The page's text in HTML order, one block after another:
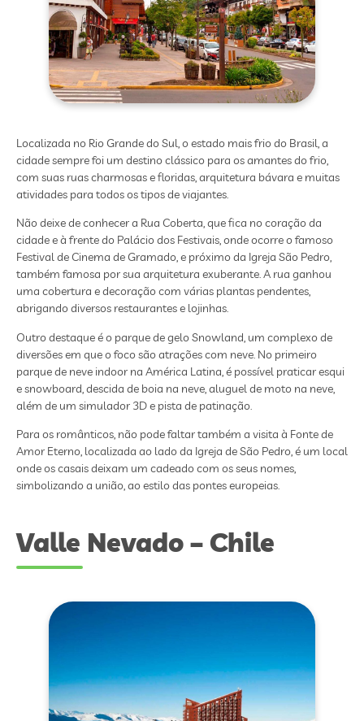
Localizada no Rio Grande do Sul, o estado mais frio do Brasil, a
cidade sempre foi um destino clássico para os amantes do frio,
com suas ruas charmosas e floridas, arquitetura bávara e muitas
atividades para todos os tipos de viajantes.
Não deixe de conhecer a Rua Coberta, que fica no coração da
cidade e à frente do Palácio dos Festivais, onde ocorre o famoso
Festival de Cinema de Gramado, e próximo da Igreja São Pedro,
também famosa por sua arquitetura exuberante. A rua ganhou
uma cobertura e decoração com várias plantas pendentes,
abrigando diversos restaurantes e lojinhas.
Outro destaque é o parque de gelo Snowland, um complexo de
diversões em que o foco são atrações com neve. No primeiro
parque de neve indoor na América Latina, é possível praticar esqui
e snowboard, descida de boia na neve, aluguel de moto na neve,
além de um simulador 3D e pista de patinação.
Para os românticos, não pode faltar também a visita à Fonte de
Amor Eterno, localizada ao lado da Igreja de São Pedro, é um local
onde os casais deixam um cadeado com os seus nomes,
simbolizando a união, ao estilo das pontes europeias.
Valle Nevado – Chile